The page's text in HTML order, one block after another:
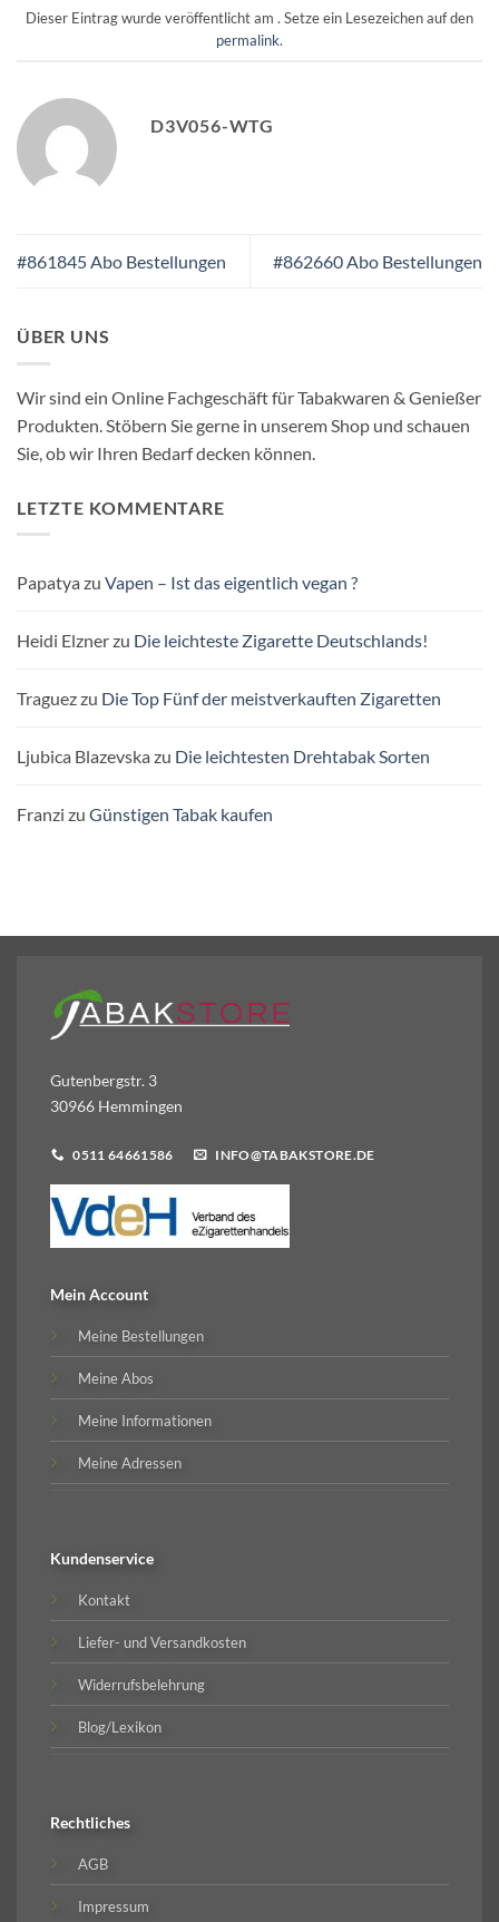
Dieser Eintrag wurde veröffentlicht am . Setze ein Lesezeichen auf den
permalink.
D3V056-WTG
#861845 Abo Bestellungen #862660 Abo Bestellungen
ÜBER UNS
Wir sind ein Online Fachgeschäft für Tabakwaren & Genießer
Produkten. Stöbern Sie gerne in unserem Shop und schauen
Sie, ob wir Ihren Bedarf decken können.
LETZTE KOMMENTARE
Papatya zu Vapen – Ist das eigentlich vegan ?
Heidi Elznerzu Die leichteste Zigarette Deutschlands!
Traguezzu Die Top Fünf der meistverkauften Zigaretten
Ljubica Blazevska zu Die leichtesten Drehtabak Sorten
Franzi zu Günstigen Tabak kaufen
Gutenbergstr. 3
30966 Hemmingen
0511 64661586 INFO@TABAKSTORE.DE
Mein Account
Meine Bestellungen
Meine Abos
Meine Informationen
Meine Adressen
Kundenservice
Kontakt
Liefer- und Versandkosten
Widerrufsbelehrung
Blog/Lexikon
Rechtliches
AGB
Impressum